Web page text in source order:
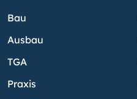
Bau
Ausbau
TGA
Praxis